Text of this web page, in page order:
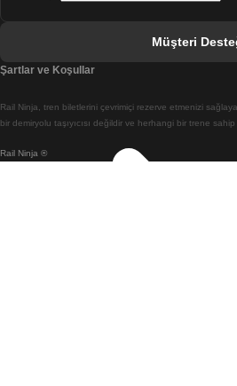
Budapeşte Viyana
Busan
Rail Ninja ®
Rail Ninja, tren biletlerini çevrimiçi rezerve etmenizi
bir demiryolu taşıyıcısı değildir ve herhangi bir trene
Müşteri
Şartlar ve Koşullar